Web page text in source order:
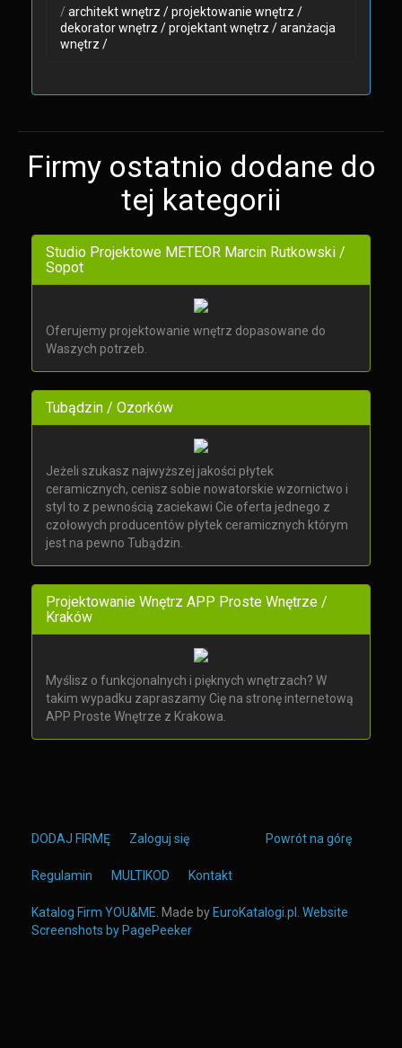
/ architekt wnętrz /projektowanie wnętrz /
dekorator wnętrz /projektant wnętrz /aranżacja
wnętrz /
Firmy ostatnio dodane do
tej kategorii
Studio Projektowe METEOR Marcin Rutkowski /
Sopot
Oferujemy projektowanie wnętrz dopasowane do
Waszych potrzeb.
Tubądzin / Ozorków
Jeżeli szukasz najwyższej jakości płytek
ceramicznych, cenisz sobie nowatorskie wzornictwo i
styl to z pewnością zaciekawi Cie oferta jednego z
czołowych producentów płytek ceramicznych którym
jest na pewno Tubądzin.
Projektowanie Wnętrz APP Proste Wnętrze /
Kraków
Myślisz o funkcjonalnych i pięknych wnętrzach? W
takim wypadku zapraszamy Cię na stronę internetową
APP Proste Wnętrze z Krakowa.
Powrót na górę
DODAJ FIRMĘ Zaloguj się
Regulamin MULTIKOD Kontakt
Katalog Firm YOU&ME . Made by EuroKatalogi.pl
Website
Screenshots by PagePeeker